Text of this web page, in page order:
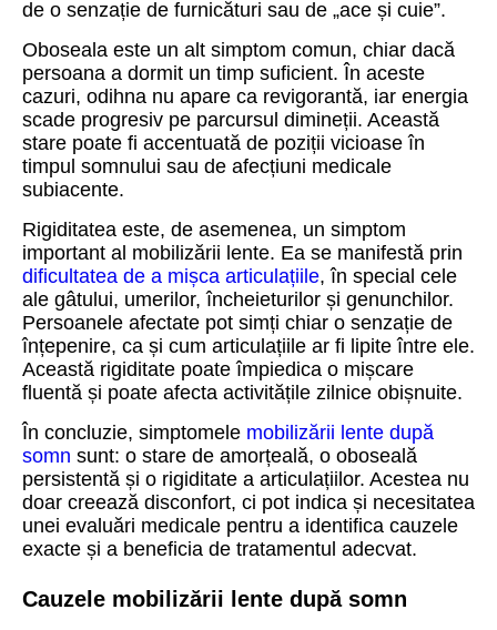
de o senzație de furnicături sau de „ace și cuie”.
Oboseala este un alt simptom comun, chiar dacă
persoana a dormit un timp suficient. În aceste
cazuri, odihna nu apare ca revigorantă, iar energia
scade progresiv pe parcursul dimineții. Această
stare poate fi accentuată de poziții vicioase în
timpul somnului sau de afecțiuni medicale
subiacente.
Rigiditatea este, de asemenea, un simptom
important al mobilizării lente. Ea se manifestă prin
dificultatea de a mișca articulațiile, în special cele
ale gâtului, umerilor, încheieturilor și genunchilor.
Persoanele afectate pot simți chiar o senzație de
înțepenire, ca și cum articulațiile ar fi lipite între ele.
Această rigiditate poate împiedica o mișcare
fluentă și poate afecta activitățile zilnice obișnuite.
În concluzie, simptomele mobilizării lente după
somn sunt: o stare de amorțeală, o oboseală
persistentă și o rigiditate a articulațiilor. Acestea nu
doar creează disconfort, ci pot indica și necesitatea
unei evaluări medicale pentru a identifica cauzele
exacte și a beneficia de tratamentul adecvat.
Cauzele mobilizării lente după somn